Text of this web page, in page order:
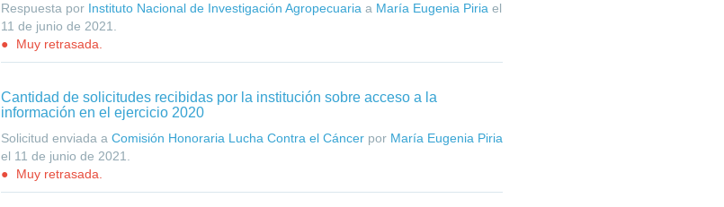
Respuesta por Instituto Nacional de Investigación Agropecuaria a María Eugenia Piria el
11 de junio de 2021
Muy retrasada.
Cantidad de solicitudes recibidas por la institución sobre acceso a la
información en el ejercicio 2020
Solicitud enviada a Comisión Honoraria Lucha Contra el Cáncerpor María Eugenia Piria
el 11 de junio de 2021
Muy retrasada.